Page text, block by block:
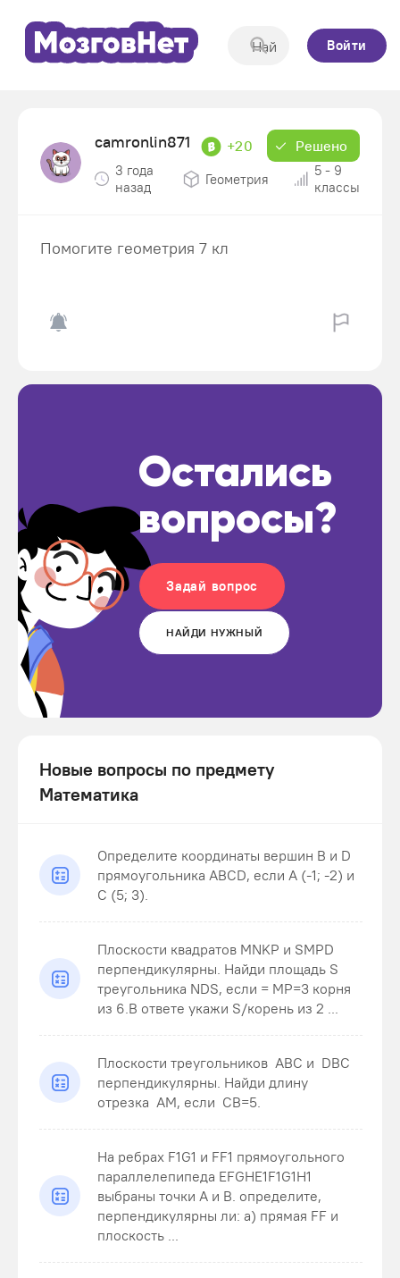
Войти
camronlin871 +20 Решено
3 года
назад
Геометрия
5 - 9
классы
Помогите геометрия 7 кл
Остались
вопросы?
Задай вопрос
НАЙДИ НУЖНЫЙ
Новые вопросы по предмету
Математика
Определите координаты вершин В и D
прямоугольника ABCD, если А (-1; -2) и
С (5; 3).
Плоскости квадратов MNKP и SMPD
перпендикулярны. Найди площадь S
треугольника NDS , если = MP=3 корня
из 6.В ответе укажи S/корень из 2 ...
Плоскости треугольников ABC и DBC
перпендикулярны. Найди длину
отрезка AM , если CB=5 .
На ребрах F1G1 и FF1 прямоугольного
параллелепипеда EFGHE1F1G1H1
выбраны точки A и B. определите,
перпендикулярны ли: а) прямая FF и
плоскость ...